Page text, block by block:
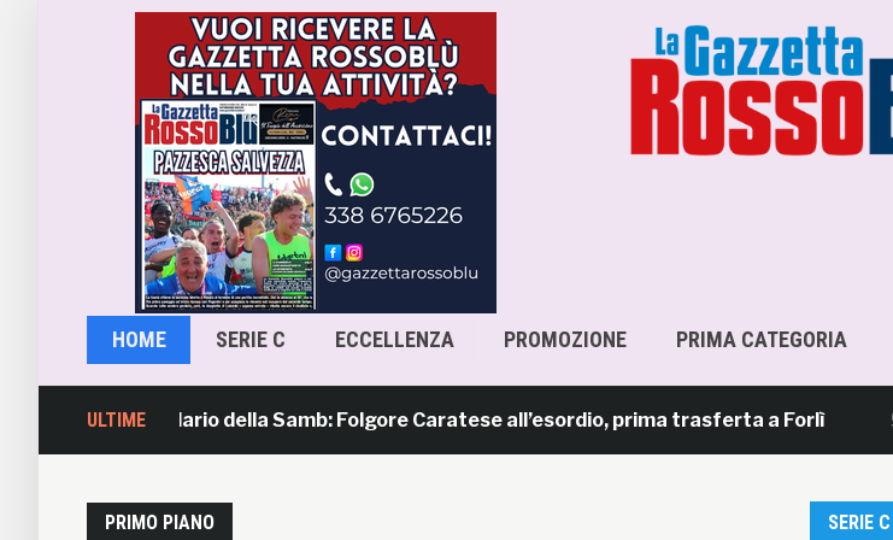
HOME SERIE C ECCELLENZA PROMOZIONE PRIMA CATEGORIA
ULTIME
calendario della Samb: Folgore Caratese all’esordio, prima trasferta a Forlì 5 ore fa
PRIMO PIANO SERIE C